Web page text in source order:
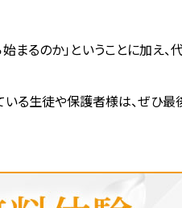
るのか」ということに加え
る生徒や保護者様は、ぜひ最